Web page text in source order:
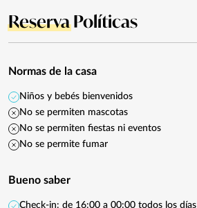
ReservaPolíticas
Normas de la casa
Niños y bebés bienvenidos
No se permiten mascotas
No se permiten fiestas ni eventos
No se permite fumar
Bueno saber
Check-in: de 16:00 a 00:00 todos los días